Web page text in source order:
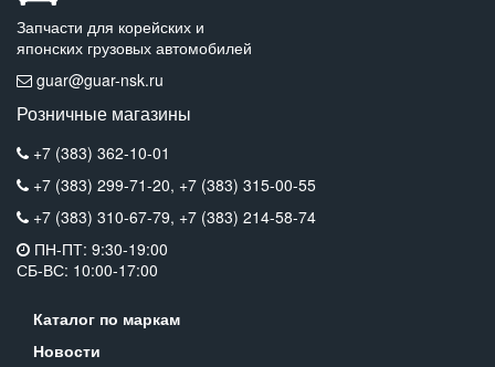
Запчасти для корейских и
японских грузовых автомобилей
guar@guar-nsk.ru
Розничные магазины
+7 (383) 362-10-01
+7 (383) 299-71-20, +7 (383) 315-00-55
+7 (383) 310-67-79, +7 (383) 214-58-74
ПН-ПТ: 9:30-19:00
СБ-ВС: 10:00-17:00
Каталог по маркам
Новости